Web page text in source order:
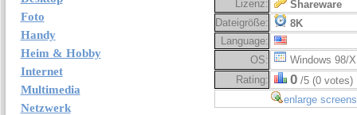
Foto
Handy
Heim & Hobby
Internet
Multimedia
Netzwerk
Lizenz:
Shareware
Dateigröße:
8K
Language:
OS:
Windows 98/
Rating:
0/5 (0 votes)
enlarge